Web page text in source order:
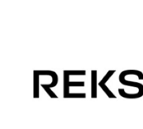
Финансы